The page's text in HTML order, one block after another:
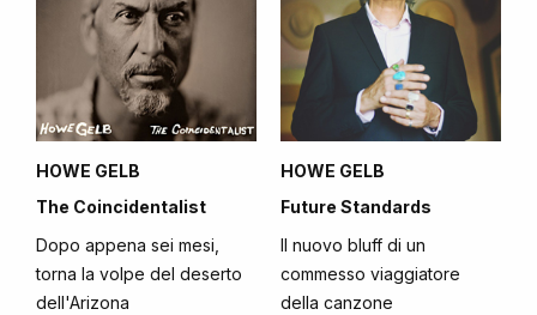
HOWE GELB
The Coincidentalist
Dopo appena sei mesi,
torna la volpe del deserto
dell'Arizona
HOWE GELB
Future Standards
Il nuovo bluff di un
commesso viaggiatore
della canzone